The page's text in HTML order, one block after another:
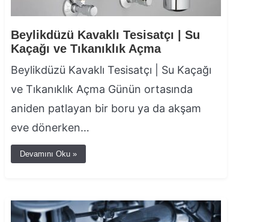
Beylikdüzü Kavaklı Tesisatçı | Su
Kaçağı ve Tıkanıklık Açma
Beylikdüzü Kavaklı Tesisatçı | Su Kaçağı
ve Tıkanıklık Açma Günün ortasında
aniden patlayan bir boru ya da akşam
eve dönerken…
Devamını Oku »